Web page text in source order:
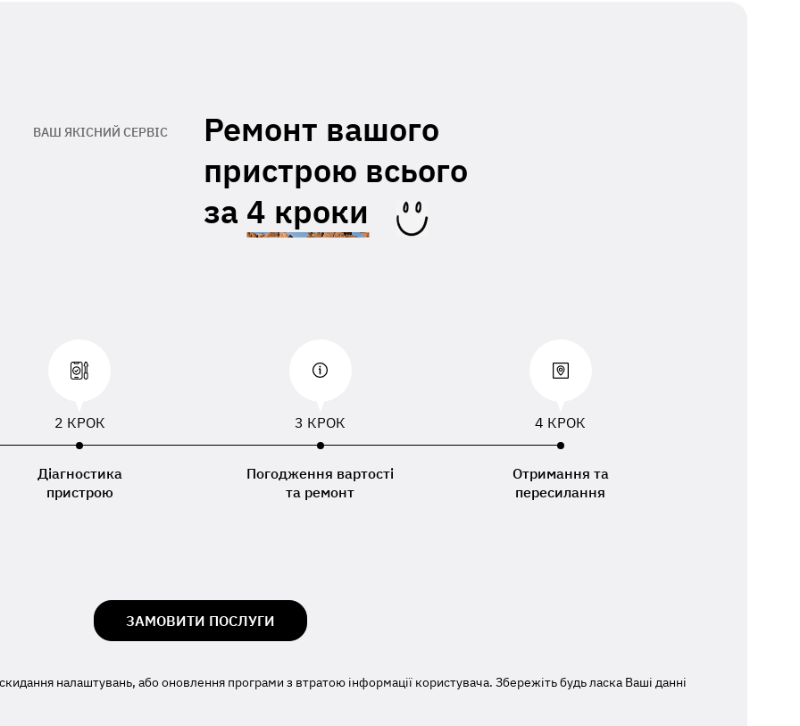
відсутності даних вкладених з
ПІБ, номер телефону або
доставки зазначений в накладній
ВАШ ЯКІСНИЙ СЕРВІС
Ремонт вашого
пристрою всього
за 4 кроки
2 КРОК
Діагностика
пристрою
3 КРОК
Погодження вартості
та ремонт
4 КРОК
Отримання та
пересилання
ЗАМОВИТИ ПОСЛУГИ
налаштувань, або оновлення програми з втратою інформації користувача. Збережіть будь ласка Ваші данні